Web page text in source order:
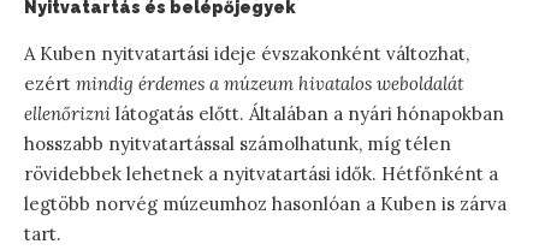
Nyitvatartás és belépőjegyek
A Kuben nyitvatartási ideje évszakonként változhat,
ezért mindig érdemes a múzeum hivatalos weboldalát
ellenőrizni látogatás előtt. Általában a nyári hónapokban
hosszabb nyitvatartással számolhatunk, míg télen
rövidebbek lehetnek a nyitvatartási idők. Hétfőnként a
legtöbb norvég múzeumhoz hasonlóan a Kuben is zárva
tart.